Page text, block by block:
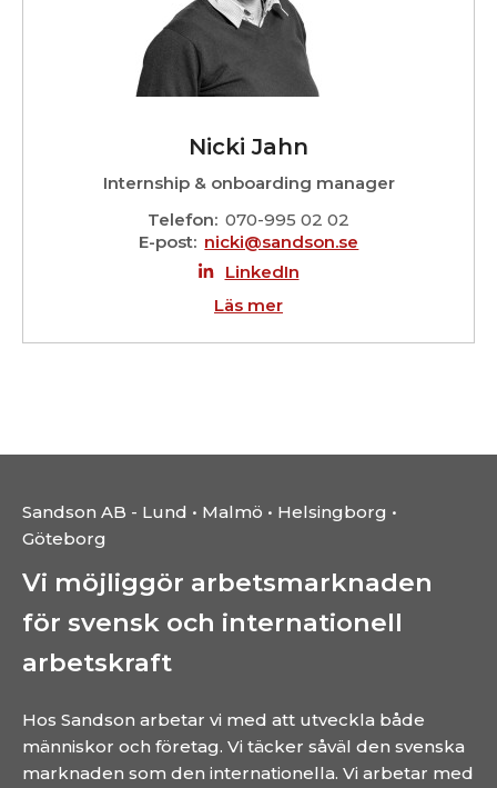
Nicki Jahn
Internship & onboarding manager
Telefon 070-995 02 02
E-post nicki@sandson.se
LinkedIn
Läs mer
Sandson AB - Lund • Malmö • Helsingborg •
Göteborg
Vi möjliggör arbetsmarknaden
för svensk och internationell
arbetskraft
Hos Sandson arbetar vi med att utveckla både
människor och företag. Vi täcker såväl den svenska
marknaden som den internationella. Vi arbetar med